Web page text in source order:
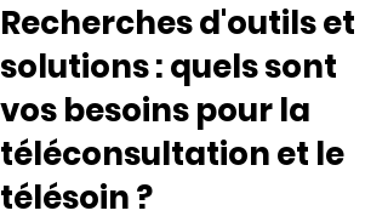
Recherches d'outils et
solutions : quels sont
vos besoins pour la
téléconsultation et le
télésoin ?